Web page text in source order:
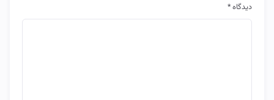
دیدگاه*